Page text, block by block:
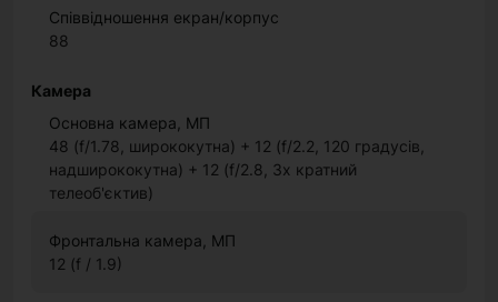
Співвідношення екран/корпус
88
Камера
Основна камера, МП
48 (f/1.78, ширококутна) + 12 (f/2.2, 120 градусів,
надширококутна) + 12 (f/2.8, 3х кратний
телеоб'єктив)
Фронтальна камера, МП
12 (f / 1.9)